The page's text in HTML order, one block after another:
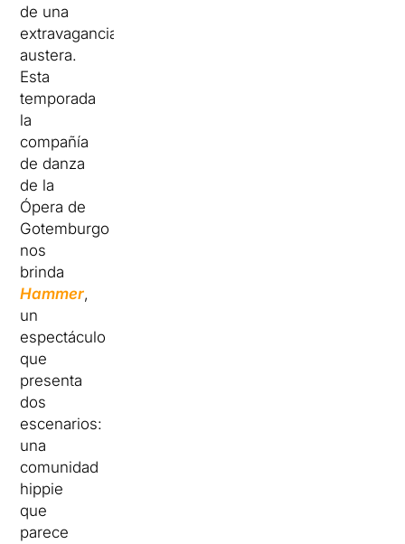
de una
extravagancia
austera.
Esta
temporada
la
compañía
de danza
de la
Ópera de
Gotemburgo
nos
brinda
Hammer,
un
espectáculo
que
presenta
dos
escenarios:
una
comunidad
hippie
que
parece